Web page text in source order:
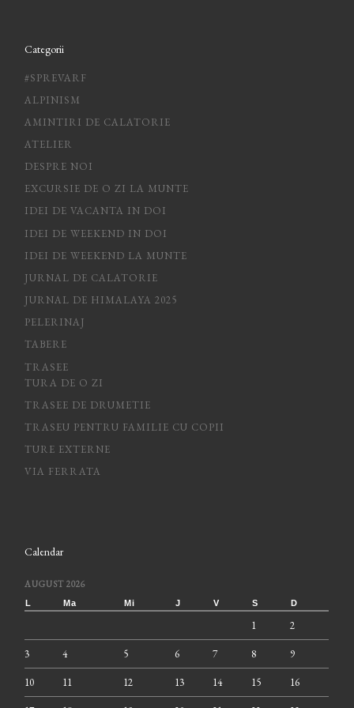
Categorii
#SPREVARF
ALPINISM
AMINTIRI DE CALATORIE
ATELIER
DESPRE NOI
EXCURSIE DE O ZI LA MUNTE
IDEI DE VACANTA IN DOI
IDEI DE WEEKEND IN DOI
IDEI DE WEEKEND LA MUNTE
JURNAL DE CALATORIE
JURNAL DE HIMALAYA 2025
PELERINAJ
TABERE
TRASEE
TURA DE O ZI
TRASEE DE DRUMETIE
TRASEU PENTRU FAMILIE CU COPII
TURE EXTERNE
VIA FERRATA
Calendar
AUGUST 2026
L Ma Mi J V S D
1 2
3 4 5 6 7 8 9
10 11 12 13 14 15 16